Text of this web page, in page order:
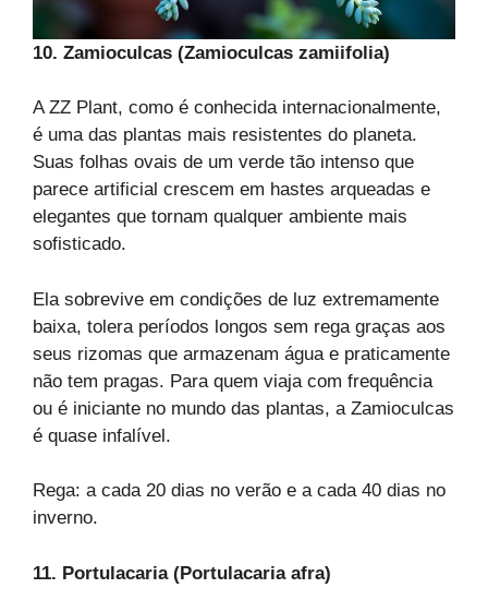
10. Zamioculcas (Zamioculcas zamiifolia)
A ZZ Plant, como é conhecida internacionalmente,
é uma das plantas mais resistentes do planeta.
Suas folhas ovais de um verde tão intenso que
parece artificial crescem em hastes arqueadas e
elegantes que tornam qualquer ambiente mais
sofisticado.
Ela sobrevive em condições de luz extremamente
baixa, tolera períodos longos sem rega graças aos
seus rizomas que armazenam água e praticamente
não tem pragas. Para quem viaja com frequência
ou é iniciante no mundo das plantas, a Zamioculcas
é quase infalível.
Rega: a cada 20 dias no verão e a cada 40 dias no
inverno.
11. Portulacaria (Portulacaria afra)